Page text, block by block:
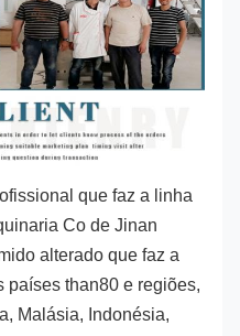
que faz a linha
Co de Jinan
alterado que faz a
países than80 e regiões,
Malásia, Indonésia,